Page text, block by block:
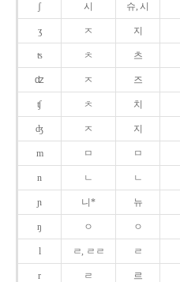
ʃ 시 슈, 시
ʒ ㅈ 지
ʦ ㅊ 츠
ʣ ㅈ 즈
ʧ ㅊ 치
ʤ ㅈ 지
m ㅁ ㅁ
n ㄴ ㄴ
ɲ 니* 뉴
ŋ ㅇ ㅇ
l ㄹ, ㄹㄹ ㄹ
r ㄹ 르